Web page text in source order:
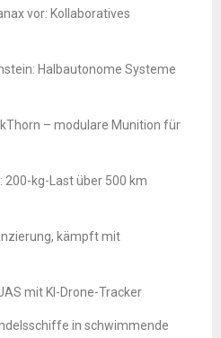
vor: Kollaboratives
Halbautonome Systeme
– modulare Munition für
200-kg-Last über 500 km
kämpft mit
mit KI-Drone-Tracker
in schwimmende